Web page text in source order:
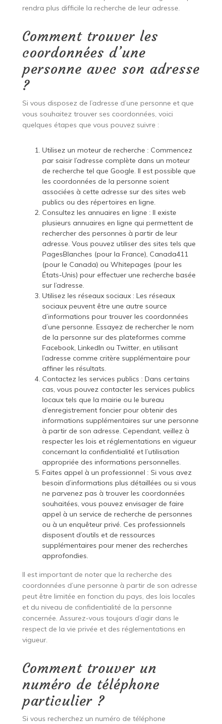
rendra plus difficile la recherche de leur adresse.
Comment trouver les
coordonnées d’une
personne avec son adresse
?
Si vous disposez de l’adresse d’une personne et que
vous souhaitez trouver ses coordonnées, voici
quelques étapes que vous pouvez suivre :
Utilisez un moteur de recherche : Commencez
par saisir l’adresse complète dans un moteur
de recherche tel que Google. Il est possible que
les coordonnées de la personne soient
associées à cette adresse sur des sites web
publics ou des répertoires en ligne.
Consultez les annuaires en ligne : Il existe
plusieurs annuaires en ligne qui permettent de
rechercher des personnes à partir de leur
adresse. Vous pouvez utiliser des sites tels que
PagesBlanches (pour la France), Canada411
(pour le Canada) ou Whitepages (pour les
États-Unis) pour effectuer une recherche basée
sur l’adresse.
Utilisez les réseaux sociaux : Les réseaux
sociaux peuvent être une autre source
d’informations pour trouver les coordonnées
d’une personne. Essayez de rechercher le nom
de la personne sur des plateformes comme
Facebook, LinkedIn ou Twitter, en utilisant
l’adresse comme critère supplémentaire pour
affiner les résultats.
Contactez les services publics : Dans certains
cas, vous pouvez contacter les services publics
locaux tels que la mairie ou le bureau
d’enregistrement foncier pour obtenir des
informations supplémentaires sur une personne
à partir de son adresse. Cependant, veillez à
respecter les lois et réglementations en vigueur
concernant la confidentialité et l’utilisation
appropriée des informations personnelles.
Faites appel à un professionnel : Si vous avez
besoin d’informations plus détaillées ou si vous
ne parvenez pas à trouver les coordonnées
souhaitées, vous pouvez envisager de faire
appel à un service de recherche de personnes
ou à un enquêteur privé. Ces professionnels
disposent d’outils et de ressources
supplémentaires pour mener des recherches
approfondies.
Il est important de noter que la recherche des
coordonnées d’une personne à partir de son adresse
peut être limitée en fonction du pays, des lois locales
et du niveau de confidentialité de la personne
concernée. Assurez-vous toujours d’agir dans le
respect de la vie privée et des réglementations en
vigueur.
Comment trouver un
numéro de téléphone
particulier ?
Si vous recherchez un numéro de téléphone